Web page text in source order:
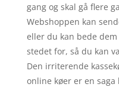
gang og skal gå flere
Webshoppen kan
eller du kan bede
stedet for, så du kan
Den irriterende
online køer er en